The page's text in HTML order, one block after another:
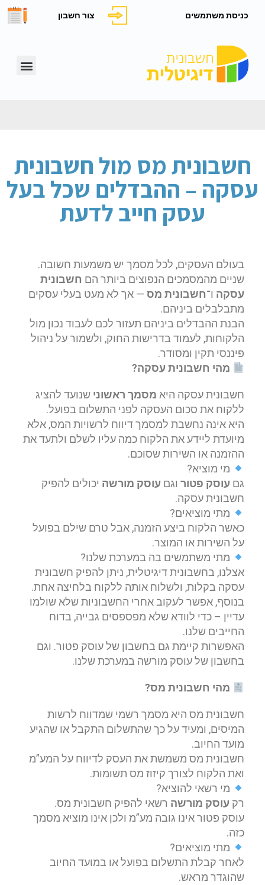
צור חשבון כניסת משתמשים
חשבונית מס מול חשבונית
עסקה – ההבדלים שכל בעל
עסק חייב לדעת
בעולם העסקים, לכל מסמך יש משמעות חשובה.
שניים מהמסמכים הנפוצים ביותר הם חשבונית
עסקה ו־חשבונית מס — אך לא מעט בעלי עסקים
מתבלבלים ביניהם.
הבנת ההבדלים ביניהם תעזור לכם לעבוד נכון מול
הלקוחות, לעמוד בדרישות החוק, ולשמור על ניהול
פיננסי תקין ומסודר.
מהי חשבונית עסקה?
חשבונית עסקה היא מסמך ראשוני שנועד להציג
ללקוח את סכום העסקה לפני התשלום בפועל.
היא אינה נחשבת למסמך דיווח לרשויות המס, אלא
מיועדת ליידע את הלקוח כמה עליו לשלם ולתעד את
ההזמנה או השירות שסוכם.
מי מוציא?
גם עוסק פטור וגם עוסק מורשה יכולים להפיק
חשבונית עסקה.
מתי מוציאים?
כאשר הלקוח ביצע הזמנה, אבל טרם שילם בפועל
על השירות או המוצר.
מתי משתמשים בה במערכת שלנו?
אצלנו, בחשבונית דיגיטלית, ניתן להפיק חשבונית
עסקה בקלות, ולשלוח אותה ללקוח בלחיצה אחת.
בנוסף, אפשר לעקוב אחרי החשבוניות שלא שולמו
עדיין – כדי לוודא שלא מפספסים גבייה, בדוח
החייבים שלנו.
האפשרות קיימת גם בחשבון של עוסק פטור. וגם
בחשבון של עוסק מורשה במערכת שלנו.
מהי חשבונית מס?
חשבונית מס היא מסמך רשמי שמדווח לרשות
המיסים, ומעיד על כך שהתשלום התקבל או שהגיע
מועד החיוב.
חשבונית מס משמשת את העסק לדיווח על המע”מ
ואת הלקוח לצורך קיזוז מס תשומות.
מי רשאי להוציא?
רק עוסק מורשה רשאי להפיק חשבונית מס.
עוסק פטור אינו גובה מע”מ ולכן אינו מוציא מסמך
כזה.
מתי מוציאים?
לאחר קבלת התשלום בפועל או במועד החיוב
שהוגדר מראש.